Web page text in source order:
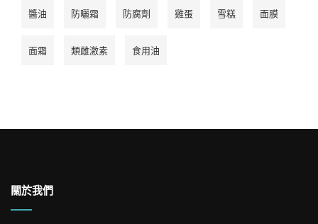
醬油 防曬霜 防腐劑 雞蛋 雪糕 面膜
面霜 類雌激素 食用油
關於我們